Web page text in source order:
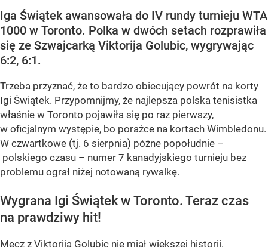
Iga Świątek awansowała do IV rundy turnieju WTA
1000 w Toronto. Polka w dwóch setach rozprawiła
się ze Szwajcarką Viktorija Golubic, wygrywając
6:2, 6:1.
Trzeba przyznać, że to bardzo obiecujący powrót na korty
Igi Świątek. Przypomnijmy, że najlepsza polska tenisistka
właśnie w Toronto pojawiła się po raz pierwszy,
w oficjalnym występie, bo porażce na kortach Wimbledonu.
W czwartkowe (tj. 6 sierpnia) późne popołudnie –
polskiego czasu – numer 7 kanadyjskiego turnieju bez
problemu ograł niżej notowaną rywalkę.
Wygrana Igi Świątek w Toronto. Teraz czas
na prawdziwy hit!
Mecz z Viktorija Golubic nie miał większej historii.